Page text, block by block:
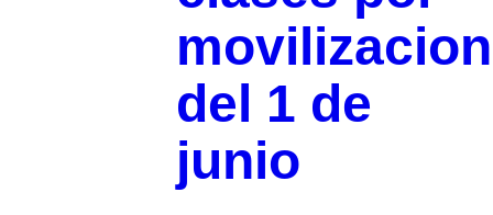
del 1 de
junio